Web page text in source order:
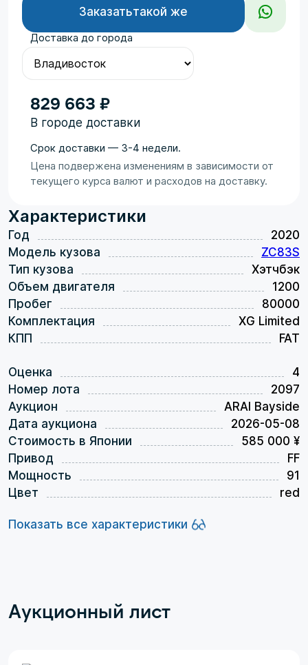
Характеристики
Год
2020
Модель кузова
ZC83S
Тип кузова
Хэтчбэк
Объем двигателя
1200
Пробег
80000
Комплектация
XG Limited
КПП
FAT
Оценка
4
Номер лота
2097
Аукцион
ARAI Bayside
Дата аукциона
2026-05-08
Стоимость в Японии
585 000 ¥
Привод
FF
Мощность
91
Цвет
red
Показать все характеристики
Заказатьтакой же
Доставка до города
829 663 ₽
В городе доставки
Срок доставки — 3-4 недели.
Цена подвержена изменениям в зависимости от
текущего курса валют и расходов на доставку.
Аукционный лист